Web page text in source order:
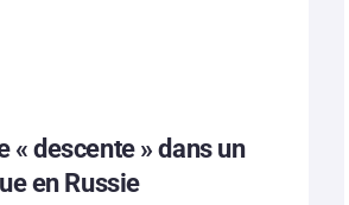
« descente » dans un
en Russie